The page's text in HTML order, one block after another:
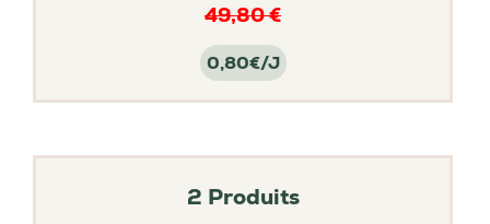
49,80 €
0,80€/J
2 Produits